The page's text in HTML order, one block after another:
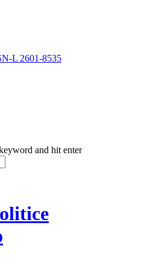
L 2601-8535
and hit enter